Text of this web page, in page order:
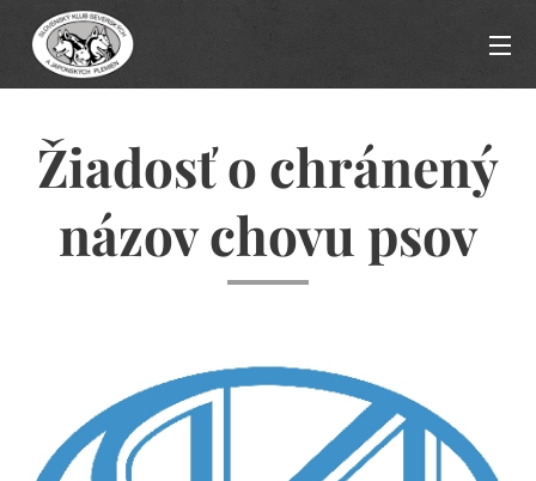
Žiadosť o chránený
názov chovu psov